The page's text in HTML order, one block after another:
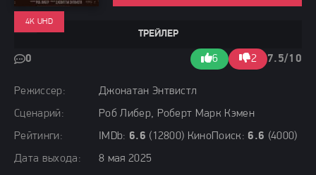
Режиссер:
Джонатан Энтвистл
Сценарий:
Роб Либер, Роберт Марк Кэмен
Рейтинги:
IMDb: 6.6 (12800) КиноПоиск: 6.6 (4000)
Дата выхода:
8 мая 2025
ТРЕЙЛЕР
0 6 2 7.5/10
4K UHD